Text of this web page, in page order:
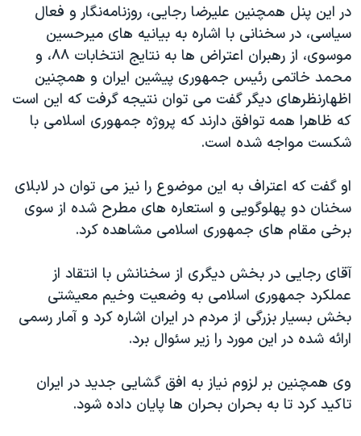
در این پنل همچنین علیرضا رجایی، روزنامه‌نگار و فعال
سیاسی، در سخنانی با اشاره به بیانیه های میرحسین
موسوی، از رهبران اعتراض ها به نتایج انتخابات ۸۸، و
محمد خاتمی رئیس جمهوری پیشین ایران و همچنین
اظهارنظرهای دیگر گفت می توان نتیجه گرفت که این است
که ظاهرا همه توافق دارند که پروژه جمهوری اسلامی با
شکست مواجه شده است.
او گفت که اعتراف به این موضوع را نیز می توان در لابلای
سخنان دو پهلوگویی و استعاره های مطرح شده از سوی
برخی مقام های جمهوری اسلامی مشاهده کرد.
آقای رجایی در بخش دیگری از سخنانش با انتقاد از
عملکرد جمهوری اسلامی به وضعیت وخیم معیشتی
بخش بسیار بزرگی از مردم در ایران اشاره کرد و آمار رسمی
ارائه شده در این مورد را زیر سئوال برد.
وی همچنین بر لزوم نیاز به افق گشایی جدید در ایران
تاکید کرد تا به بحران بحران ها پایان داده شود.